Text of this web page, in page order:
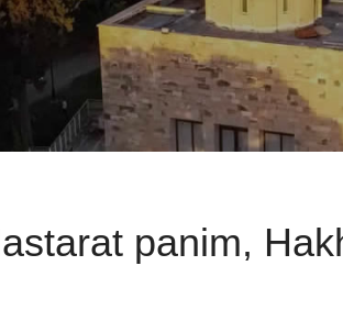
panim,